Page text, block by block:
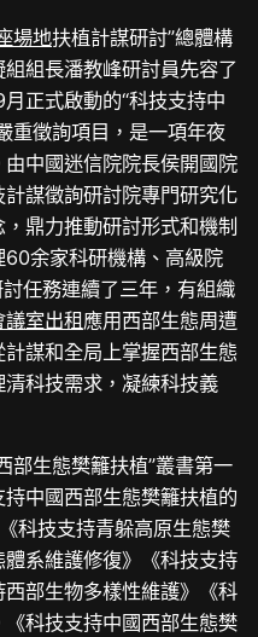
場地扶植計謀研討”總體構
組長潘教峰研討員先容了
正式啟動的“科技支持中
重徵詢項目，是一項年夜
中國迷信院院長侯開國院
謀徵詢研討院專門研究化
鼎力推動研討形式和機制
余家科研機構、高級院
任務連續了三年，有組織
議室出租應用西部生態周遭
謀和全局上掌握西部生態
科技需求，凝練科技義
部生態樊籬扶植”叢書第一
中國西部生態樊籬扶植的
科技支持青躲高原生態樊
系維護修復》《科技支持
部生物多樣性維護》《科
科技支持中國西部生態樊